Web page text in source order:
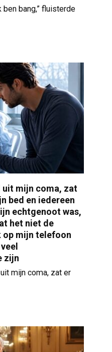
bang,” fluisterde
uit mijn coma, zat
bed en iedereen
echtgenoot was,
het niet de
op mijn telefoon
zijn
mijn coma, zat er